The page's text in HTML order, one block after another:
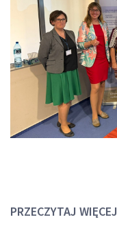
PRZECZYTAJ WIĘCEJ